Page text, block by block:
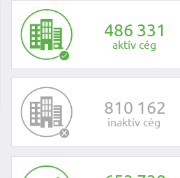
vegye fel velünk a kapcsolatot az alábbi
486 331
aktív cég
810 162
inaktív cég